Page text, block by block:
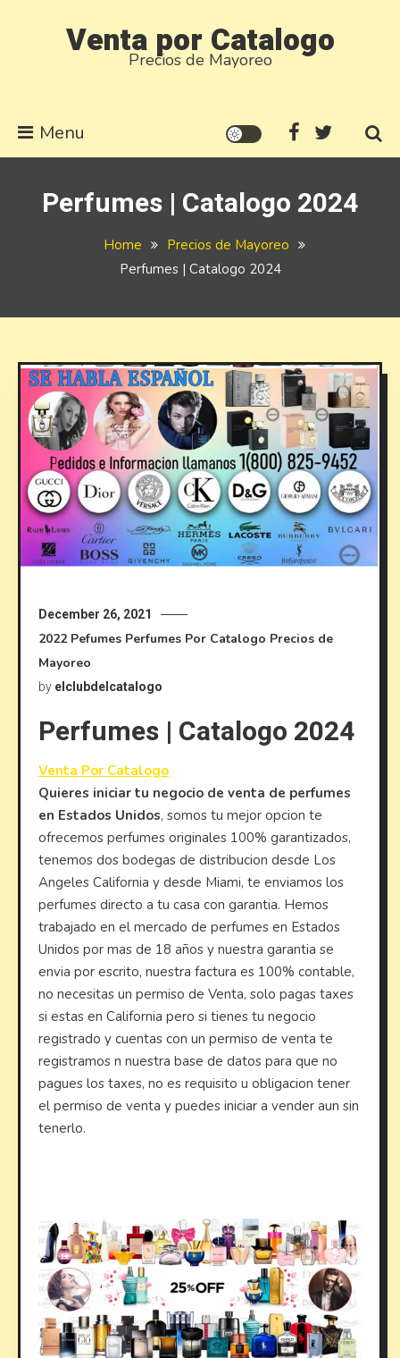
Venta por Catalogo
Precios de Mayoreo
Menu
Perfumes | Catalogo 2024
Home
Precios de Mayoreo
Perfumes | Catalogo 2024
December 26, 2021
2022 Pefumes Perfumes Por Catalogo Precios de
Mayoreo
by elclubdelcatalogo
Perfumes | Catalogo 2024
Venta Por Catalogo
Quieres iniciar tu negocio de venta de perfumes
en Estados Unidos, somos tu mejor opcion te
ofrecemos perfumes originales 100% garantizados,
tenemos dos bodegas de distribucion desde Los
Angeles California y desde Miami, te enviamos los
perfumes directo a tu casa con garantia. Hemos
trabajado en el mercado de perfumes en Estados
Unidos por mas de 18 años y nuestra garantia se
envia por escrito, nuestra factura es 100% contable,
no necesitas un permiso de Venta, solo pagas taxes
si estas en California pero si tienes tu negocio
registrado y cuentas con un permiso de venta te
registramos n nuestra base de datos para que no
pagues los taxes, no es requisito u obligacion tener
el permiso de venta y puedes iniciar a vender aun sin
tenerlo.